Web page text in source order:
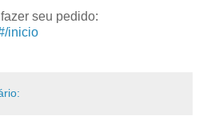
seu pedido:
inicio